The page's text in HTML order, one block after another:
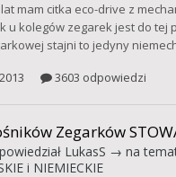
mam citka eco-drive z
u kolegów zegarek jest do tej
stajni to jedyny
3603 odpowiedzi
Zegarków
LukasS → na
i NIEMIECKIE